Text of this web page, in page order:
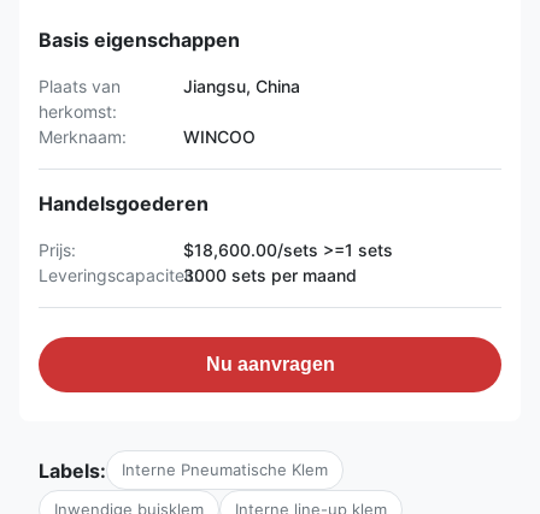
Basis eigenschappen
Plaats van
herkomst:
Jiangsu, China
Merknaam: WINCOO
Handelsgoederen
Prijs:
$18,600.00/sets >=1 sets
Leveringscapaciteit:3000 sets per maand
Nu aanvragen
Labels: Interne Pneumatische Klem
Inwendige buisklem Interne line-up klem